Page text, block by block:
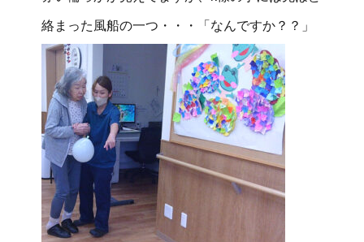
絡まった風船の一つ・・・「なんですか？？」